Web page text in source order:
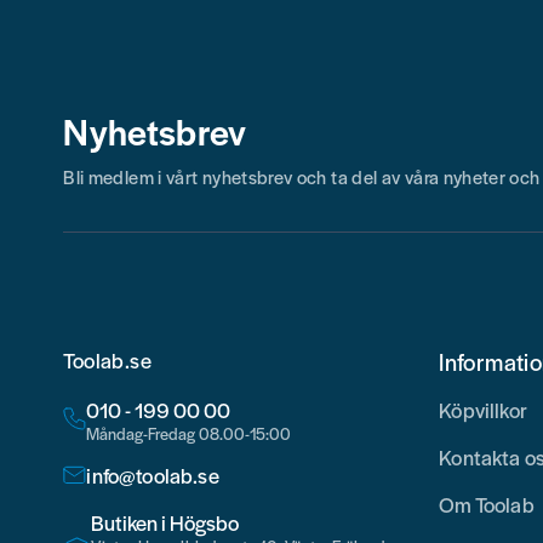
Nyhetsbrev
Bli medlem i vårt nyhetsbrev och ta del av våra nyheter
Toolab.se
010 - 199 00 00
Måndag-Fredag 08.00-15:00
info@toolab.se
Butiken i Högsbo
Köpvillkor
Kontakta
Om Toolab